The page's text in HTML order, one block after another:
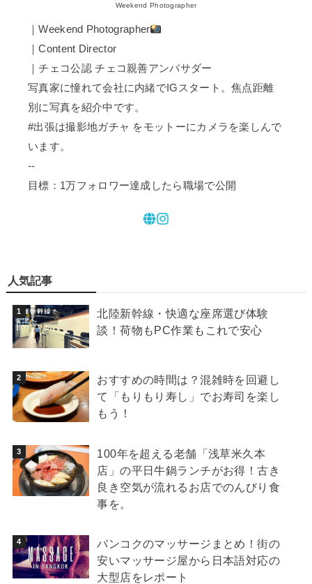
Weekend Photographer
｜Weekend Photographer
｜Content Director
｜チェコ公認 チェコ親善アンバサダー
写真家に憧れて会社に内緒でIGスタート。焦点距離
別に写真を紹介中です。
#出張は撮影地ガチャ をモットーにカメラを楽しんで
います。
--
目標：1万フォロワー達成したら職場で公開
人気記事
北陸新幹線・快適な座席選び体験
談！荷物もPC作業もこれで安心
おすすめの時間は？混雑時を回避し
て「もりもり寿し」でお寿司を楽し
もう！
100年を超える老舗「浅草米久本
店」の平日牛鍋ランチがお得！古き
良き空気が流れるお店でのんびり食
事を。
バンコクのマッサージまとめ！街の
安いマッサージ屋から日本語対応の
大型店をレポート